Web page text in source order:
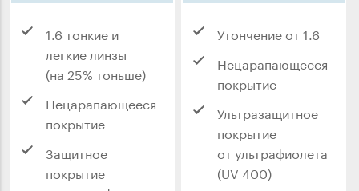
1.6 тонкие и
легкие линзы
(на 25% тоньше)
Нецарапающееся
покрытие
Защитное
покрытие
Утончение от 1.6
Нецарапающееся
покрытие
Ультразащитное
покрытие
от ультрафиолета
(UV 400)